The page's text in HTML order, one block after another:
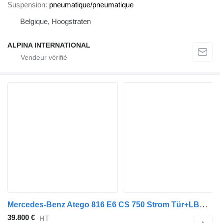
Suspension pneumatique/pneumatique
Belgique, Hoogstraten
ALPINA INTERNATIONAL
Mercedes-Benz Atego 816 E6 CS 750 Strom Tür+LBW S.Tür TW
39.800 € HT